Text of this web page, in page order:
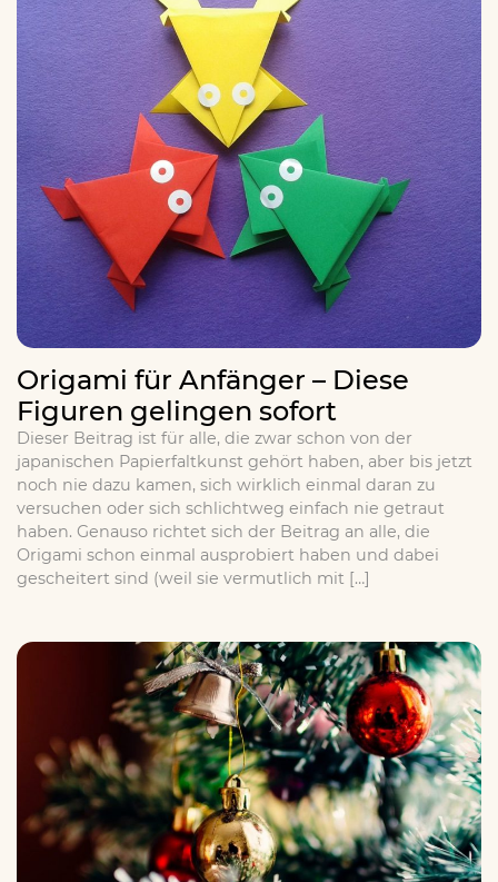
Origami für Anfänger – Diese
Figuren gelingen sofort
Dieser Beitrag ist für alle, die zwar schon von der
japanischen Papierfaltkunst gehört haben, aber bis jetzt
noch nie dazu kamen, sich wirklich einmal daran zu
versuchen oder sich schlichtweg einfach nie getraut
haben. Genauso richtet sich der Beitrag an alle, die
Origami schon einmal ausprobiert haben und dabei
gescheitert sind (weil sie vermutlich mit […]